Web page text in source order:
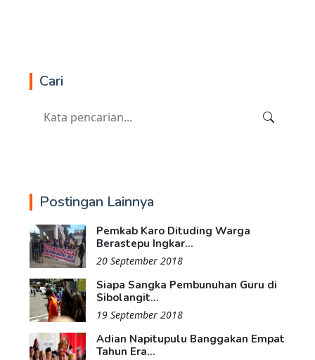
Cari
Postingan Lainnya
Pemkab Karo Dituding Warga
Berastepu Ingkar...
20 September 2018
Siapa Sangka Pembunuhan Guru di
Sibolangit...
19 September 2018
Adian Napitupulu Banggakan Empat
Tahun Era...